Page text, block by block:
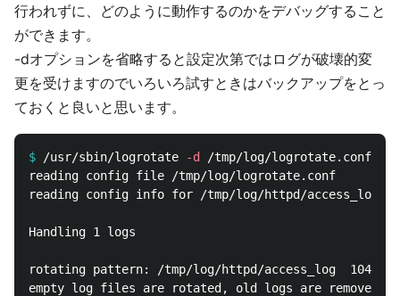
行われずに、どのように動作するのかをデバッグすること
ができます。
-dオプションを省略すると設定次第ではログが破壊的変
更を受けますのでいろいろ試すときはバックアップをとっ
ておくと良いと思います。
$ /usr/sbin/logrotate -d
reading config file /tmp/log/logrotate.conf
reading config info for /tmp/log/httpd/access_log
Handling 1 logs
rotating pattern: /tmp/log/httpd/access_log
empty log files are rotated, old logs are removed